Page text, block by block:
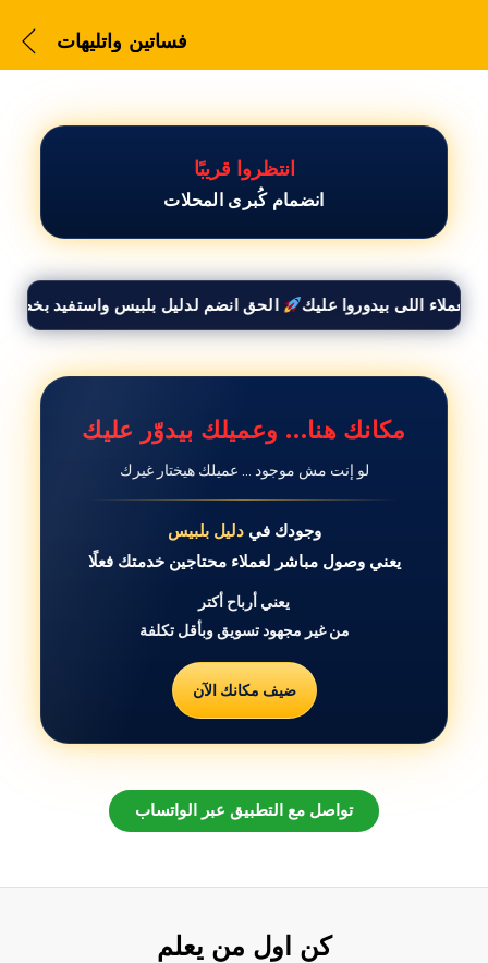
فساتين واتليهات
فساتين واتليهات
انتظروا قريبًا
انضمام كُبرى المحلات
الحق انضم لدليل بلبيس واستفيد بخصم 50% وأوصل لكل العملاء اللى بيدوروا عليك
مكانك هنا… وعميلك بيدوّر عليك
لو إنت مش موجود … عميلك هيختار غيرك
وجودك فيدليل بلبيس
يعني وصول مباشر لعملاء محتاجين خدمتك فعلًا
يعني أرباح أكتر
من غير مجهود تسويق وبأقل تكلفة
ضيف مكانك الآن
تواصل مع التطبيق عبر الواتساب
كن اول من يعلم